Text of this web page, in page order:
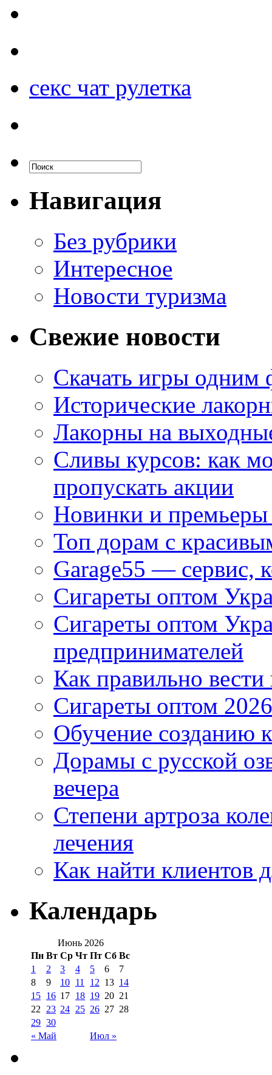
секс чат рулетка
Навигация
Без рубрики
Интересное
Новости туризма
Свежие новости
Скачать игры одним
Исторические
Лакорны на
Сливы курсов: как
пропускать акции
Новинки и
Топ дорам с
Garage55 — сервис,
Сигареты оптом
Сигареты оптом
предпринимателей
Как правильно
Сигареты оптом
Обучение созданию
Дорамы с русской
вечера
Степени артроза
лечения
Как найти клиентов
Календарь
Июнь 2026
Пн Вт Ср Чт Пт Сб Вс
« Май Июл »
1 2 3 4 5 6
7
8
9 10 11 12 13 14
15 16 17 18 19 20 21
22
23 24 25 26 27 28
29 30